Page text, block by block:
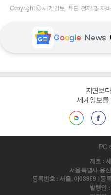
Copyright ⓒ 세계일보. 무단 전재 및 재
Google News
지면보
세계일보를
PC
제호 :
서울특별시 용
등록번호 : 서울, 아03959 | 등
발행인